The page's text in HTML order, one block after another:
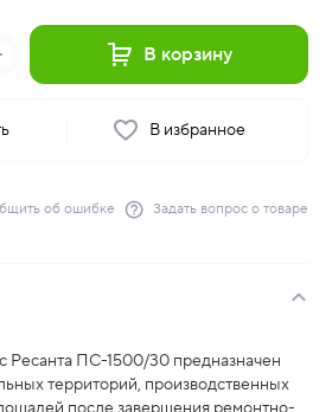
В корзину
В избранное
об ошибке Задать вопрос о товаре
Ресанта ПС-1500/30 предназначен
территорий, производственных